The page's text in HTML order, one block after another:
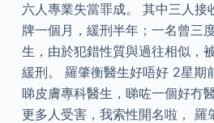
六人專業失當罪成。 其中三人接
牌一個月，緩刑半年；一名曾三
生，由於犯錯性質與過往相似，
緩刑。 羅肇衡醫生好唔好 2星期
睇皮膚專科醫生，睇咗一個好冇
更多人受害，我索性開名啦，